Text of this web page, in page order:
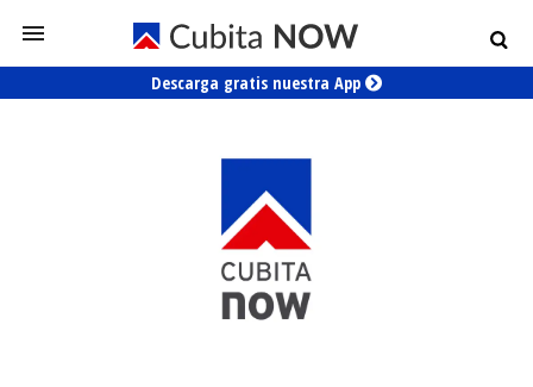
Descarga gratis nuestra App